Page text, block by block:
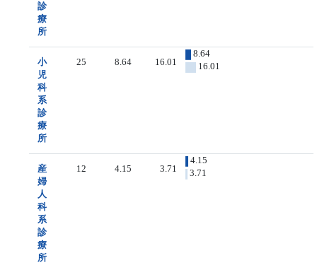
診
療
所
小
児
科
系
診
療
所
25 8.64 16.01
8.64
16.01
産
婦
人
科
系
診
療
所
12 4.15 3.71
4.15
3.71